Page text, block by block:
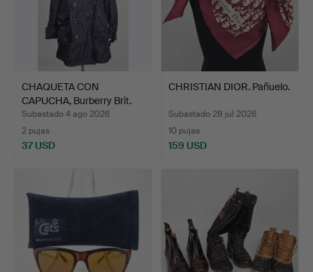
CHAQUETA CON
CAPUCHA, Burberry Brit.
Subastado 4 ago 2026
2 pujas
37 USD
CHRISTIAN DIOR. Pañuelo.
Subastado 28 jul 2026
10 pujas
159 USD